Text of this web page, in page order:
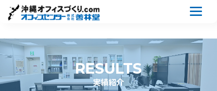
RESULTS
実績紹介